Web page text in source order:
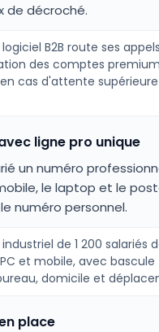
de décroché.
B2B route ses
des comptes
cas d'attente
ligne pro unique
un numéro
le laptop et le
numéro personnel.
de 1 200 salariés
et mobile, avec bascule
domicile et
place